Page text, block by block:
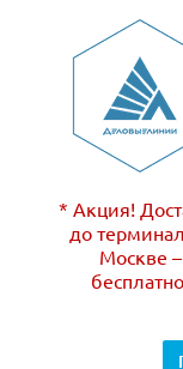
* Акция!
до
Москве –